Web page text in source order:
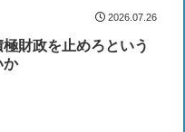
2026.07.26
財政を止めろという
か